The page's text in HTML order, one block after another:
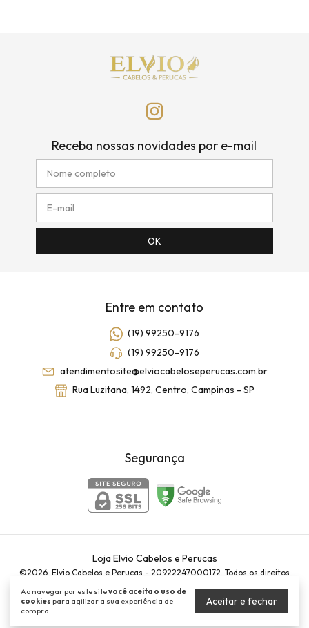
Ao navegar por este sitevocê aceita o uso de
cookies para agilizar a sua experiência de
compra.
Aceitar e fechar
Receba nossas novidades por e-mail
Entre em contato
(19) 99250-9176
(19) 99250-9176
atendimentosite@elviocabeloseperucas.com.br
Rua Luzitana, 1492, Centro, Campinas - SP
Segurança
Loja Elvio Cabelos e Perucas
©2026. Elvio Cabelos e Perucas - 20922247000172. Todos os direitos